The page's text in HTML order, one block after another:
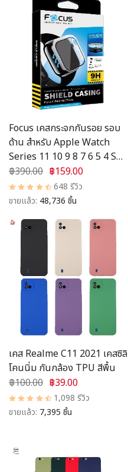
อุปกรณ์สมาร์ทวอช
หูฟัง/สมอลทอร์ค
อุปกรณ์ชาร์จ
อุปกรณ์ในรถยนต์
สมาชิก
Focus เคสกระจกกันรอย รอบ
ด้าน สำหรับ Apple Watch
Series 11 10 9 8 7 6 5 4 SE
SE2 SE3 Shield Casing
฿390.00 ฿159.00
648 รีวิว
ขายแล้ว: 48,736 ชิ้น
เคส Realme C11 2021 เคสซิลิ
โคนนิ่ม กันกล้อง TPU สีพื้น
฿100.00 ฿39.00
1,098 รีวิว
ขายแล้ว: 7,395 ชิ้น